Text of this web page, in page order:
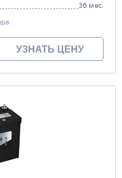
36 мес.
УЗНАТЬ ЦЕНУ